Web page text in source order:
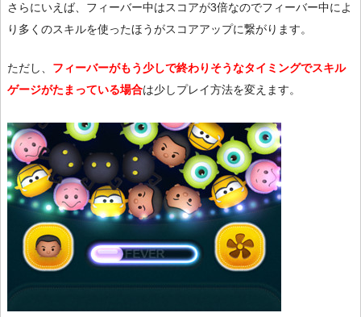
さらにいえば、フィーバー中はスコアが3倍なのでフィーバー中によ
り多くのスキルを使ったほうがスコアアップに繋がります。
ただし、 フィーバーがもう少しで終わりそうなタイミングでスキル
ゲージがたまっている場合は少しプレイ方法を変えます。